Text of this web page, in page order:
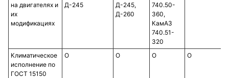
на двигателях и
их
модификациях
Д-245
Д-245,
Д-260
740.50-
360,
КамАЗ
740.51-
320
Климатическое
исполнение по
ГОСТ 15150
О О О О